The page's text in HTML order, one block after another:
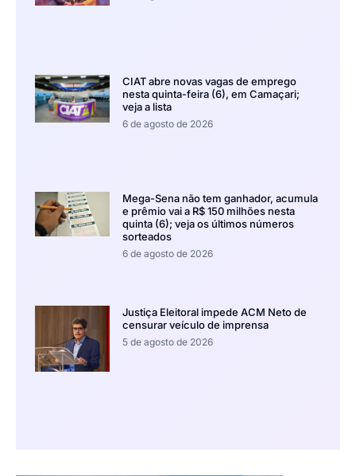
CIAT abre novas vagas de emprego
nesta quinta-feira (6), em Camaçari;
veja a lista
6 de agosto de 2026
Mega-Sena não tem ganhador, acumula
e prêmio vai a R$ 150 milhões nesta
quinta (6); veja os últimos números
sorteados
6 de agosto de 2026
Justiça Eleitoral impede ACM Neto de
censurar veículo de imprensa
5 de agosto de 2026